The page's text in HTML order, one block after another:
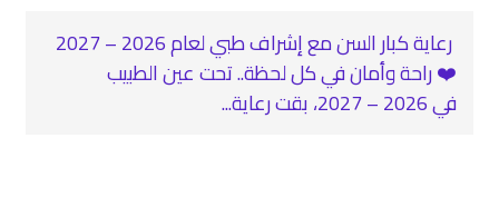
‍ رعاية كبار السن مع إشراف طبي لعام 2026 – 2027
❤️‍ راحة وأمان في كل لحظة.. تحت عين الطبيب
في 2026 – 2027، بقت رعاية...